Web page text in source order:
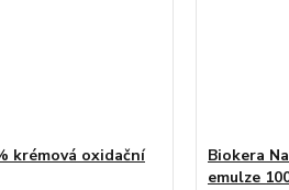
krémová oxidační
Biokera
emulze